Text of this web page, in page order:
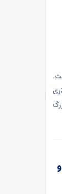
کانال هزار و ۶۰۰ دلاری